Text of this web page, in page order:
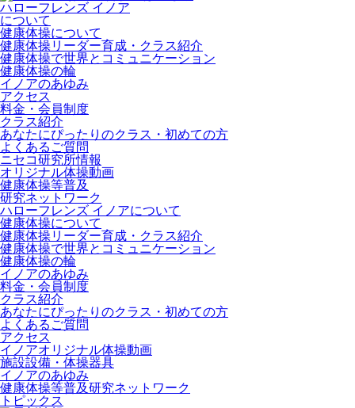
ハローフレンズ イノア
について
健康体操について
健康体操リーダー育成・クラス紹介
健康体操で世界とコミュニケーション
健康体操の輪
イノアのあゆみ
アクセス
料金・会員制度
クラス紹介
あなたにぴったりのクラス・初めての方
よくあるご質問
ニセコ研究所情報
オリジナル体操動画
健康体操等普及
研究ネットワーク
ハローフレンズ イノアについて
健康体操について
健康体操リーダー育成・クラス紹介
健康体操で世界とコミュニケーション
健康体操の輪
イノアのあゆみ
料金・会員制度
クラス紹介
あなたにぴったりのクラス・初めての方
よくあるご質問
アクセス
イノアオリジナル体操動画
施設設備・体操器具
イノアのあゆみ
健康体操等普及研究ネットワーク
トピックス